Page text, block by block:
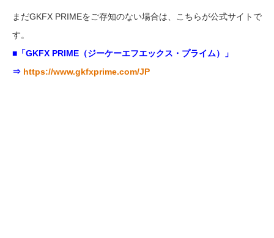
まだGKFX PRIMEをご存知のない場合は、こちらが公式サイトで
す。
■「GKFX PRIME（ジーケーエフエックス・プライム）」
⇒ https://www.gkfxprime.com/JP